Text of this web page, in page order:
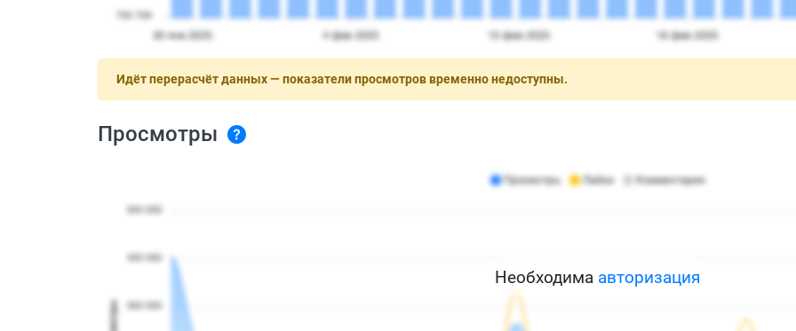
Идёт перерасчёт данных — показатели просмотров временно недоступны.
Просмотры
Необходима авторизация